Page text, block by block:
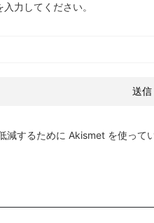
力してください。
減するために Akismet を使ってい